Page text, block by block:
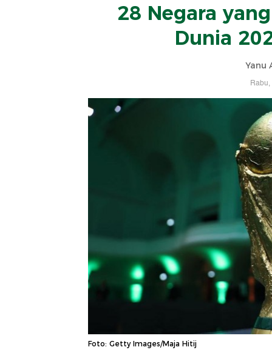
28 Negara
Dunia
Yanu
Foto: Getty Images/Maja Hitij